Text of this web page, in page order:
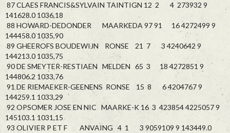
87 CLAES FRANCIS&SYLVAIN TAINTIGN 12 2 4 273932 9
141628.0 1036,18
88 HOWARD-DEDONDER MAARKEDA 97 91 16 4272499 9
144458.0 1035,90
89 GHEEROFS BOUDEWIJN RONSE 21 7 3 4240642 9
144213.0 1035,75
90 DE SMEYTER-RESTIAEN MELDEN 65 3 18 4272851 9
144806.2 1033,76
91 DE RIEMAEKER-GEENENS RONSE 15 8 6 4204767 9
144259.1 1033,29
92 OPSOMER JOSE EN NIC MAARKE-K 16 3 423854 4225057 9
145103.1 1031,15
93 OLIVIER P ET F ANVAING 4 1 3 9059109 9 143449.0